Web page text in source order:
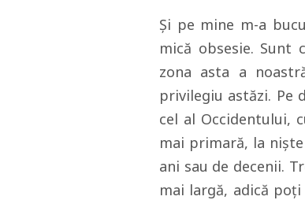
Şi pe mine m-a
mică obsesie.
zona asta a
privilegiu astăzi. Pe
cel al Occidentului,
mai primară, la
ani sau de decenii.
mai largă, adică